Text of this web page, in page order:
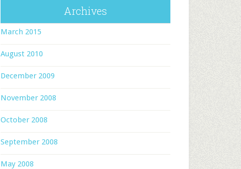
Archives
March 2015
August 2010
December 2009
November 2008
October 2008
September 2008
May 2008